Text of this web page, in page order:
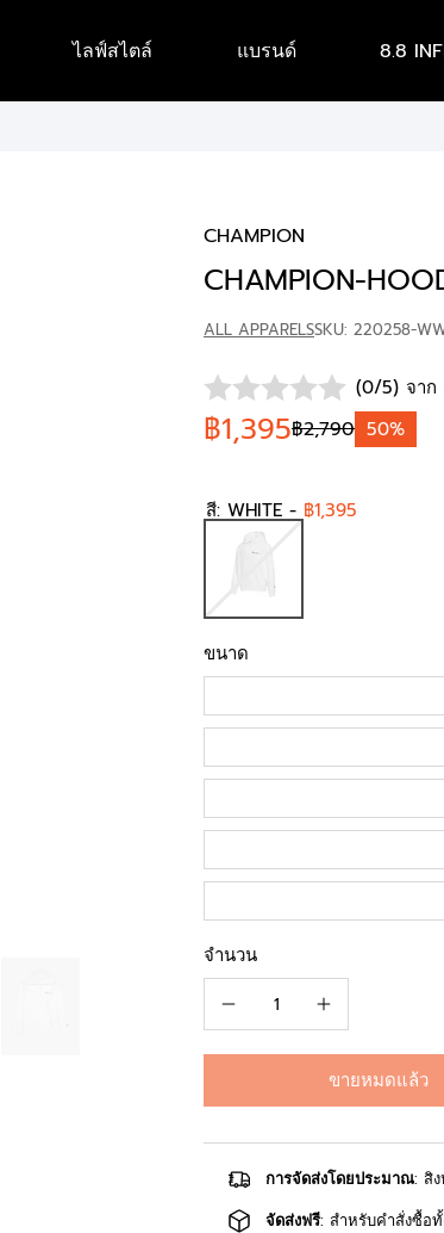
ไลฟ์สไตล์ แบรนด์ 8.8
CHAMPION
CHAMPION-
ALL APPARELSSKU: 220258-
(0/5) จาก
฿1,395฿2,790 50%
สี: WHITE - ฿1,395
ขนาด
จำนวน
ขายหมดแล้ว
การจัดส่งโดยประมาณ: สิ
จัดส่งฟรี: สำหรับคำสั่งซื้อ